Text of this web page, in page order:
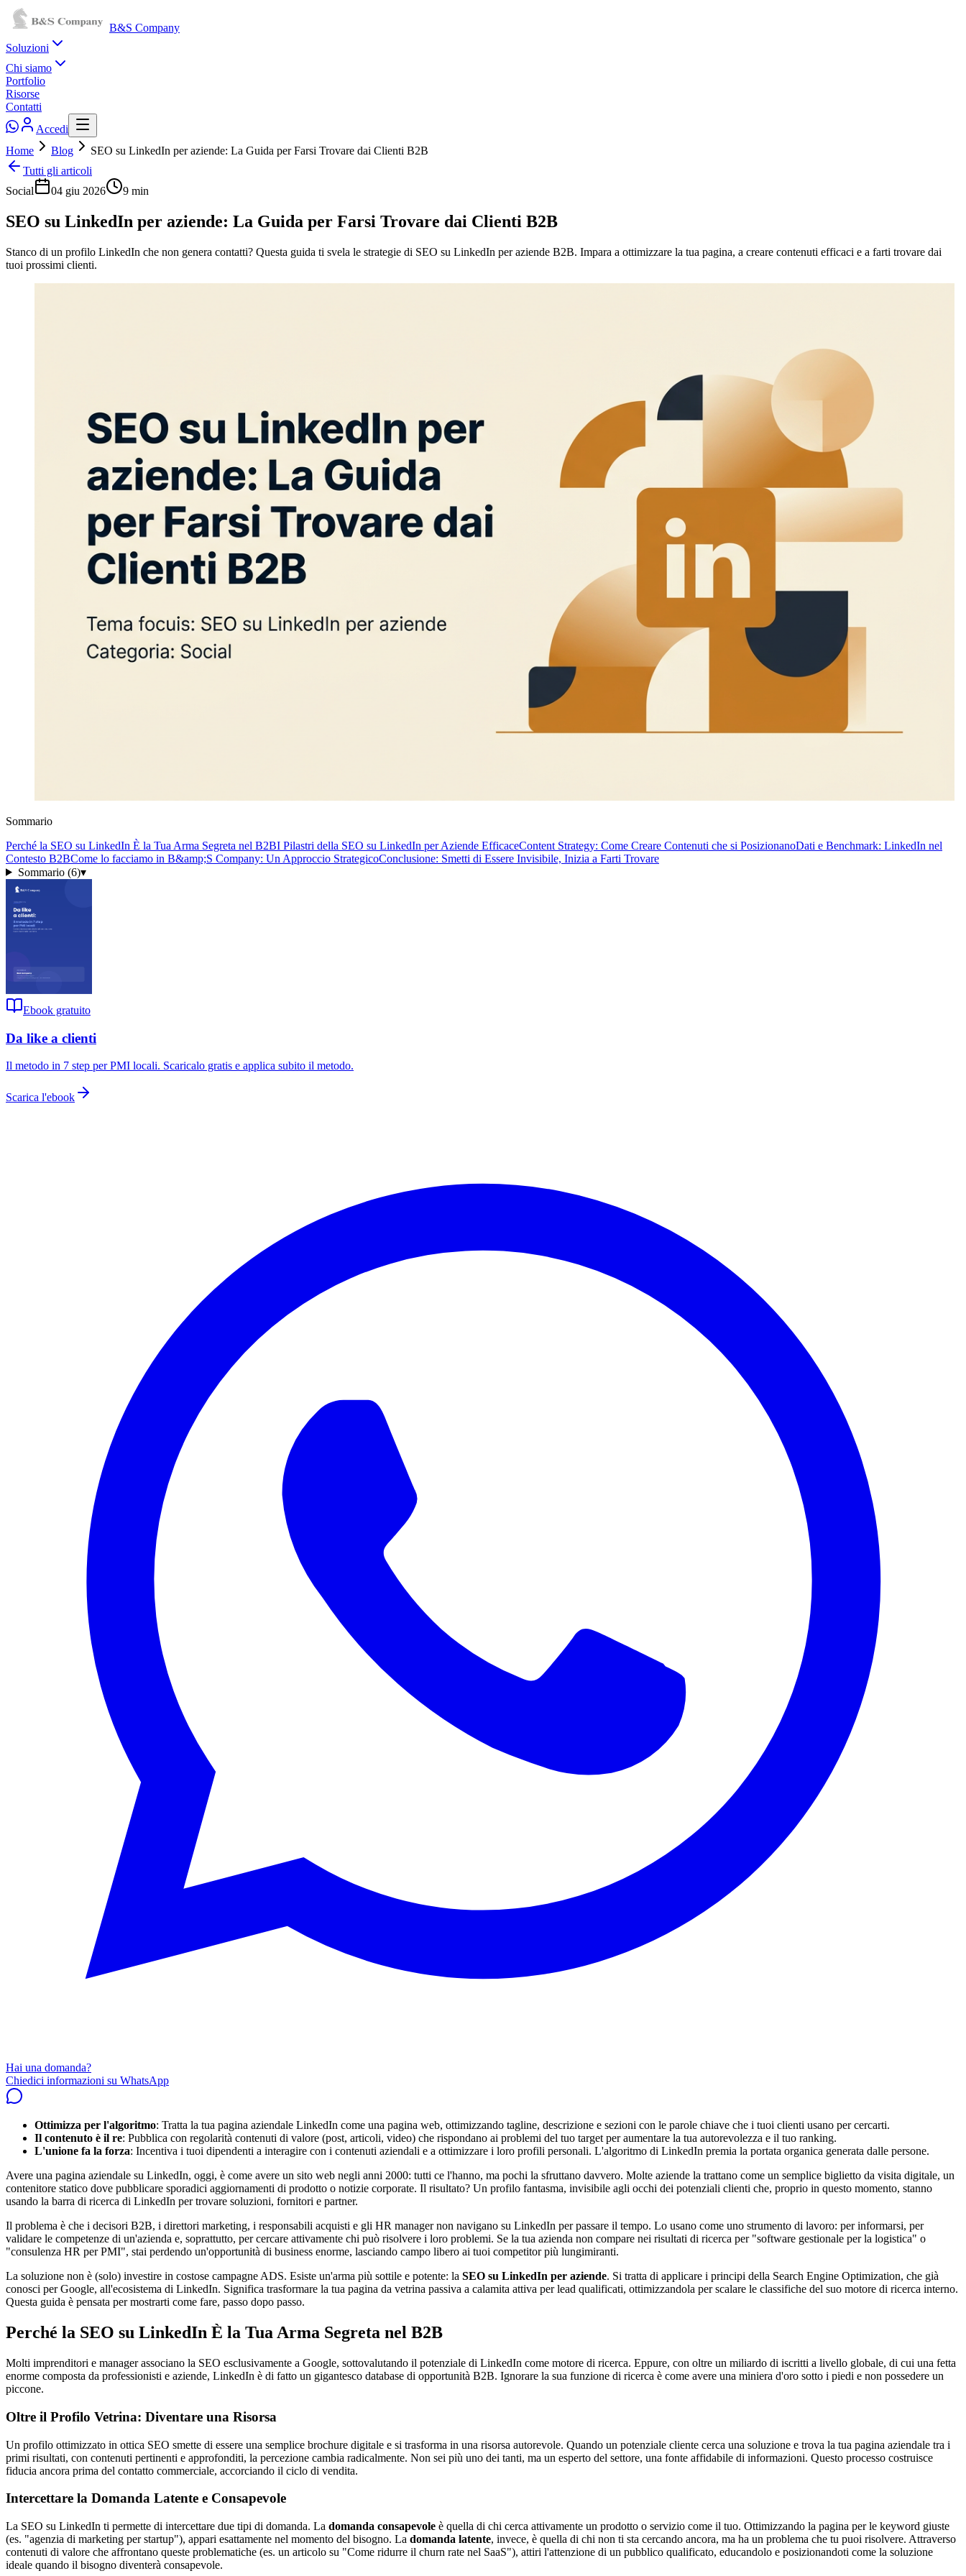
B&S Company
Soluzioni
Chi siamo
Portfolio
Risorse
Contatti
Accedi
Home
Blog
SEO su LinkedIn per aziende: La Guida per Farsi Trovare dai Clienti B2B
Tutti gli articoli
Social
04 giu 2026 9 min
SEO su LinkedIn per aziende: La Guida per Farsi Trovare dai Clienti B2B
Stanco di un profilo LinkedIn che non genera contatti? Questa guida ti svela le strategie di SEO su LinkedIn per aziende B2B. Impara a ottimizzare la tua pagina, a creare contenuti efficaci e a farti trovare dai
tuoi prossimi clienti.
Sommario
Perché la SEO su LinkedIn È la Tua Arma Segreta nel B2BI Pilastri della SEO su LinkedIn per Aziende EfficaceContent Strategy: Come Creare Contenuti che si PosizionanoDati e Benchmark: LinkedIn nel
Contesto B2BCome lo facciamo in B&amp;S Company: Un Approccio StrategicoConclusione: Smetti di Essere Invisibile, Inizia a Farti Trovare
Sommario (6)▾
Ebook gratuito
Da like a clienti
Il metodo in 7 step per PMI locali. Scaricalo gratis e applica subito il metodo.
Scarica l'ebook
Hai una domanda?
Chiedici informazioni su WhatsApp
Ottimizza per l'algoritmo: Tratta la tua pagina aziendale LinkedIn come una pagina web, ottimizzando tagline, descrizione e sezioni con le parole chiave che i tuoi clienti usano per cercarti.
Il contenuto è il re: Pubblica con regolarità contenuti di valore (post, articoli, video) che rispondano ai problemi del tuo target per aumentare la tua autorevolezza e il tuo ranking.
L'unione fa la forza: Incentiva i tuoi dipendenti a interagire con i contenuti aziendali e a ottimizzare i loro profili personali. L'algoritmo di LinkedIn premia la portata organica generata dalle persone.
Avere una pagina aziendale su LinkedIn, oggi, è come avere un sito web negli anni 2000: tutti ce l'hanno, ma pochi la sfruttano davvero. Molte aziende la trattano come un semplice biglietto da visita digitale, un
contenitore statico dove pubblicare sporadici aggiornamenti di prodotto o notizie corporate. Il risultato? Un profilo fantasma, invisibile agli occhi dei potenziali clienti che, proprio in questo momento, stanno
usando la barra di ricerca di LinkedIn per trovare soluzioni, fornitori e partner.
Il problema è che i decisori B2B, i direttori marketing, i responsabili acquisti e gli HR manager non navigano su LinkedIn per passare il tempo. Lo usano come uno strumento di lavoro: per informarsi, per
validare le competenze di un'azienda e, soprattutto, per cercare attivamente chi può risolvere i loro problemi. Se la tua azienda non compare nei risultati di ricerca per "software gestionale per la logistica" o
"consulenza HR per PMI", stai perdendo un'opportunità di business enorme, lasciando campo libero ai tuoi competitor più lungimiranti.
La soluzione non è (solo) investire in costose campagne ADS. Esiste un'arma più sottile e potente: la SEO su LinkedIn per aziende. Si tratta di applicare i principi della Search Engine Optimization, che già
conosci per Google, all'ecosistema di LinkedIn. Significa trasformare la tua pagina da vetrina passiva a calamita attiva per lead qualificati, ottimizzandola per scalare le classifiche del suo motore di ricerca interno.
Questa guida è pensata per mostrarti come fare, passo dopo passo.
Perché la SEO su LinkedIn È la Tua Arma Segreta nel B2B
Molti imprenditori e manager associano la SEO esclusivamente a Google, sottovalutando il potenziale di LinkedIn come motore di ricerca. Eppure, con oltre un miliardo di iscritti a livello globale, di cui una fetta
enorme composta da professionisti e aziende, LinkedIn è di fatto un gigantesco database di opportunità B2B. Ignorare la sua funzione di ricerca è come avere una miniera d'oro sotto i piedi e non possedere un
piccone.
Oltre il Profilo Vetrina: Diventare una Risorsa
Un profilo ottimizzato in ottica SEO smette di essere una semplice brochure digitale e si trasforma in una risorsa autorevole. Quando un potenziale cliente cerca una soluzione e trova la tua pagina aziendale tra i
primi risultati, con contenuti pertinenti e approfonditi, la percezione cambia radicalmente. Non sei più uno dei tanti, ma un esperto del settore, una fonte affidabile di informazioni. Questo processo costruisce
fiducia ancora prima del contatto commerciale, accorciando il ciclo di vendita.
Intercettare la Domanda Latente e Consapevole
La SEO su LinkedIn ti permette di intercettare due tipi di domanda. La domanda consapevole è quella di chi cerca attivamente un prodotto o servizio come il tuo. Ottimizzando la pagina per le keyword giuste
(es. "agenzia di marketing per startup"), appari esattamente nel momento del bisogno. La domanda latente, invece, è quella di chi non ti sta cercando ancora, ma ha un problema che tu puoi risolvere. Attraverso
contenuti di valore che affrontano queste problematiche (es. un articolo su "Come ridurre il churn rate nel SaaS"), attiri l'attenzione di un pubblico qualificato, educandolo e posizionandoti come la soluzione
ideale quando il bisogno diventerà consapevole.